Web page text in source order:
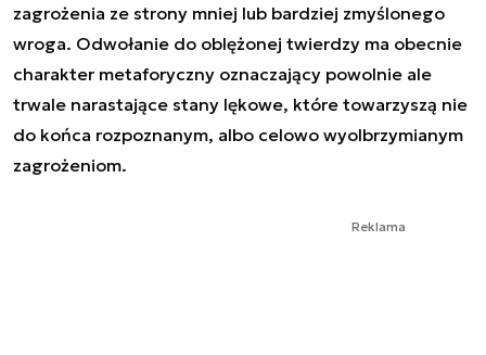
zagrożenia ze strony mniej lub bardziej zmyślonego
wroga. Odwołanie do oblężonej twierdzy ma obecnie
charakter metaforyczny oznaczający powolnie ale
trwale narastające stany lękowe, które towarzyszą nie
do końca rozpoznanym, albo celowo wyolbrzymianym
zagrożeniom.
Reklama